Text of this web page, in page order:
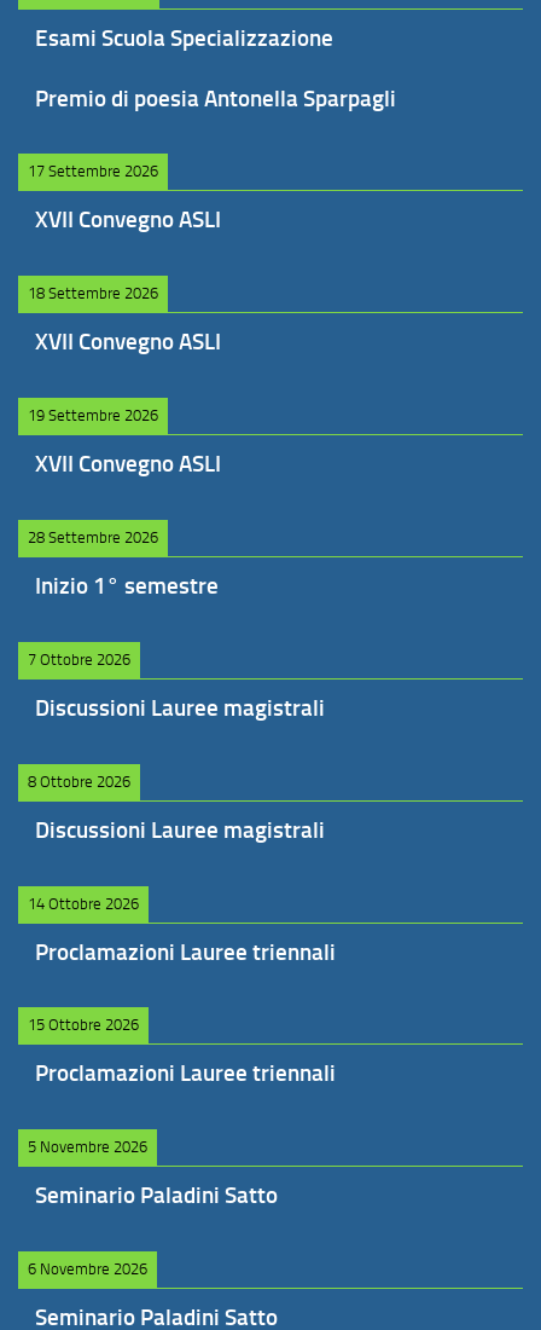
Esami Scuola Specializzazione
Premio di poesia Antonella Sparpagli
17 Settembre 2026
XVII Convegno ASLI
18 Settembre 2026
XVII Convegno ASLI
19 Settembre 2026
XVII Convegno ASLI
28 Settembre 2026
Inizio 1° semestre
7 Ottobre 2026
Discussioni Lauree magistrali
8 Ottobre 2026
Discussioni Lauree magistrali
14 Ottobre 2026
Proclamazioni Lauree triennali
15 Ottobre 2026
Proclamazioni Lauree triennali
5 Novembre 2026
Seminario Paladini Satto
6 Novembre 2026
Seminario Paladini Satto